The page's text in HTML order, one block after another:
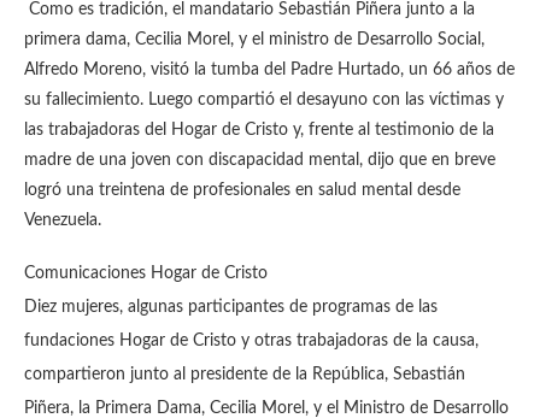
Como es tradición, el mandatario Sebastián Piñera junto a la
primera dama, Cecilia Morel, y el ministro de Desarrollo Social,
Alfredo Moreno, visitó la tumba del Padre Hurtado, un 66 años de
su fallecimiento. Luego compartió el desayuno con las víctimas y
las trabajadoras del Hogar de Cristo y, frente al testimonio de la
madre de una joven con discapacidad mental, dijo que en breve
logró una treintena de profesionales en salud mental desde
Venezuela.
Comunicaciones Hogar de Cristo
Diez mujeres, algunas participantes de programas de las
fundaciones Hogar de Cristo y otras trabajadoras de la causa,
compartieron junto al presidente de la República, Sebastián
Piñera, la Primera Dama, Cecilia Morel, y el Ministro de Desarrollo